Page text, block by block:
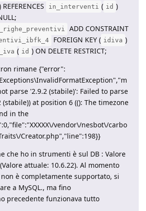
REFERENCES in_interventi ( id )
ADD CONSTRAINT
FOREIGN KEY ( idiva )
( id ) ON DELETE RESTRICT;
rimane {"error":
parse '2.9.2 (stabile)': Failed to parse
at position 6 ((): The timezone
in the
vendor\/nesbot\/carbo
Creator.php","line":198}}
che ho in strumenti è sul DB : Valore
attuale: 10.6.22). Al momento
non è completamente supportato, si
a MySQL., ma fino
precedente funzionava tutto